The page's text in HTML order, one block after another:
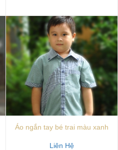
Áo ngắn tay bé trai màu xanh
Liên Hệ